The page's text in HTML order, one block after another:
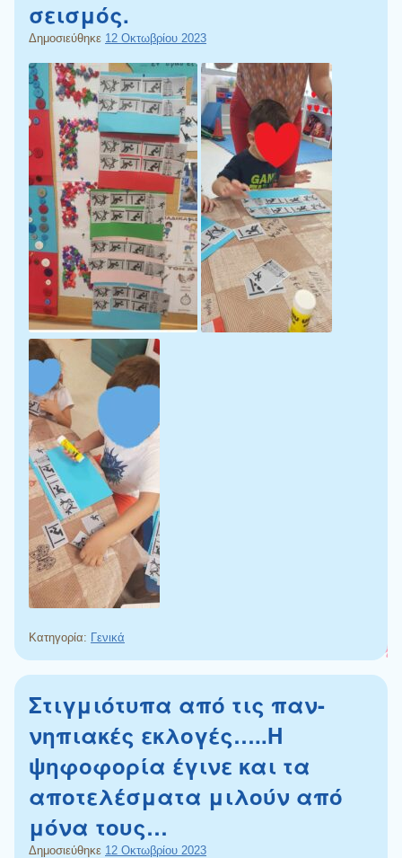
σεισμός.
Δημοσιεύθηκε 12 Οκτωβρίου 2023
Κατηγορία: Γενικά
Στιγμιότυπα από τις παν-
νηπιακές εκλογές…..Η
ψηφοφορία έγινε και τα
αποτελέσματα μιλούν από
μόνα τους…
Δημοσιεύθηκε 12 Οκτωβρίου 2023